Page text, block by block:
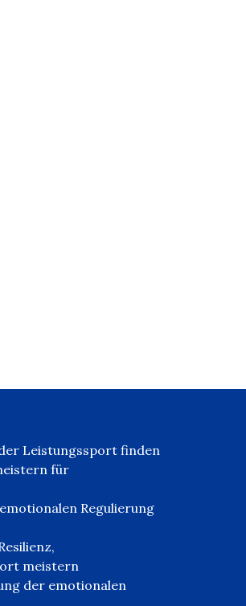
Leistungssport finden
für
Regulierung
meistern
der emotionalen